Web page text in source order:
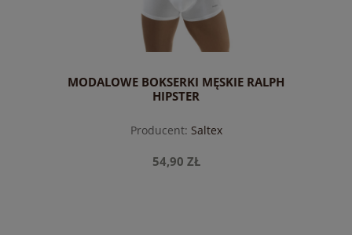
MODALOWE BOKSERKI MĘSKIE RALPH
HIPSTER
Producent: Saltex
54,90 ZŁ